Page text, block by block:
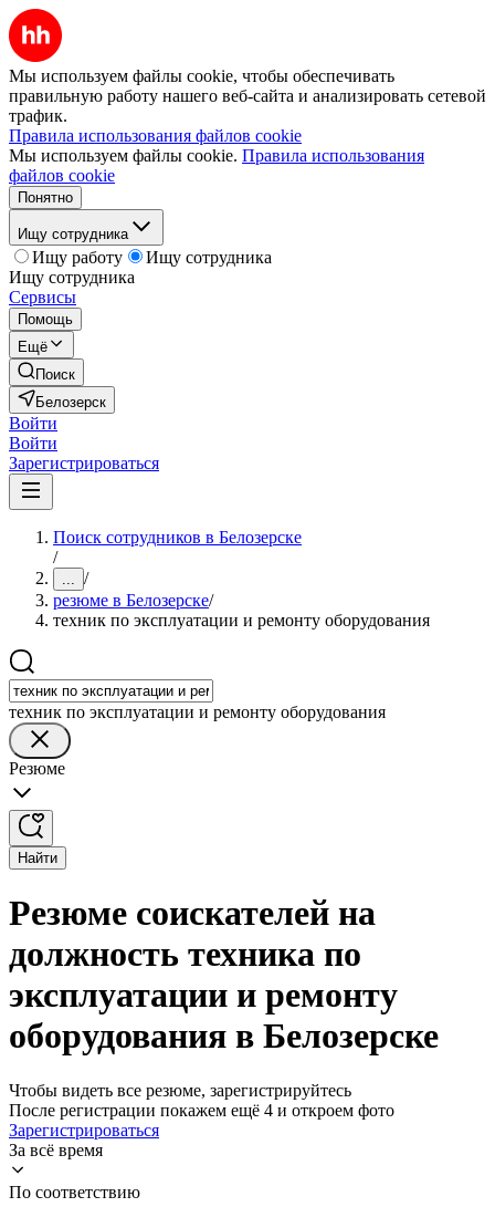
Мы используем файлы cookie, чтобы обеспечивать
правильную работу нашего веб-сайта и анализировать сетевой
трафик.
Правила использования файлов cookie
Мы используем файлы cookie. Правила использования
файлов cookie
Понятно
Ищу сотрудника
Ищу работу
Ищу сотрудника
Ищу сотрудника
Сервисы
Помощь
Ещё
Поиск
Белозерск
Войти
Войти
Зарегистрироваться
Поиск сотрудников в Белозерске
/
... /
резюме в Белозерске/
техник по эксплуатации и ремонту оборудования
техник по эксплуатации и ремонту оборудования
Резюме
Найти
Резюме соискателей на
должность техника по
эксплуатации и ремонту
оборудования в Белозерске
Чтобы видеть все резюме, зарегистрируйтесь
После регистрации покажем ещё 4 и откроем фото
Зарегистрироваться
За всё время
По соответствию